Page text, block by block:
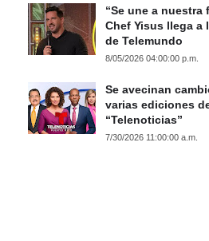
“Se une a nuestra
Chef Yisus llega a
de Telemundo
8/05/2026 04:00:00 p.m.
Se avecinan
varias ediciones
“Telenoticias”
7/30/2026 11:00:00 a.m.